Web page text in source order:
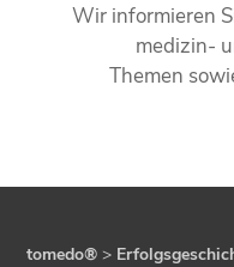
Wir informieren
medizin-
Themen
tomedo® >